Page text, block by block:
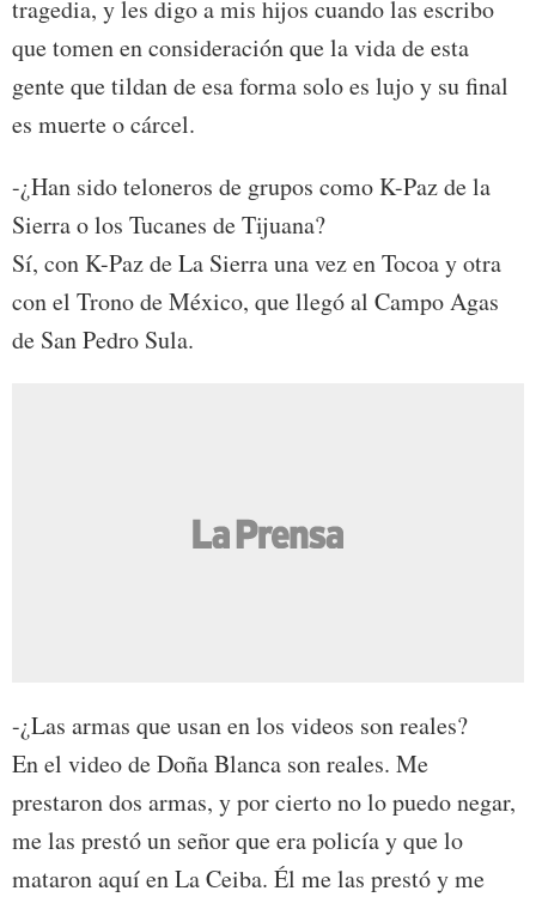
tragedia, y les digo a mis hijos cuando las escribo
que tomen en consideración que la vida de esta
gente que tildan de esa forma solo es lujo y su final
es muerte o cárcel.
-¿Han sido teloneros de grupos como K-Paz de la
Sierra o los Tucanes de Tijuana?
Sí, con K-Paz de La Sierra una vez en Tocoa y otra
con el Trono de México, que llegó al Campo Agas
de San Pedro Sula.
-¿Las armas que usan en los videos son reales?
En el video de Doña Blanca son reales. Me
prestaron dos armas, y por cierto no lo puedo negar,
me las prestó un señor que era policía y que lo
mataron aquí en La Ceiba. Él me las prestó y me